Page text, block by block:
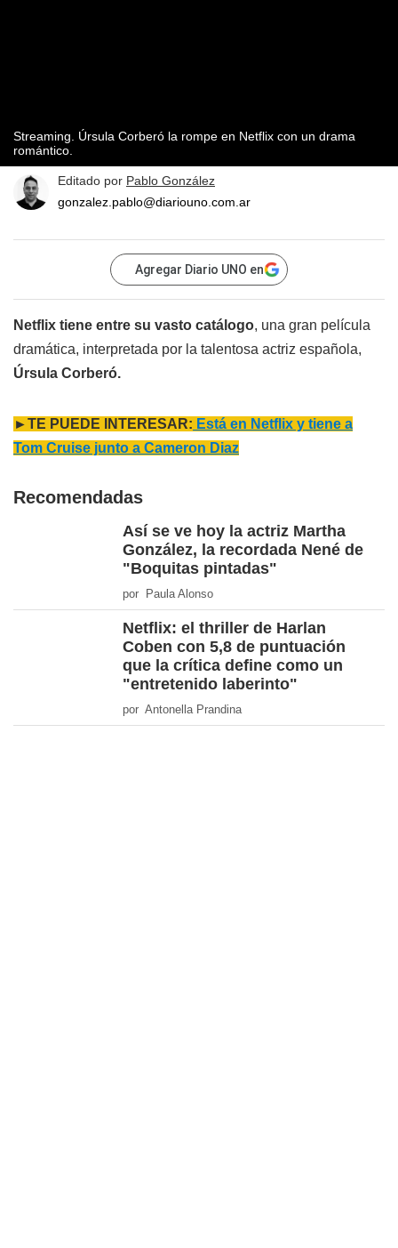
Streaming. Úrsula Corberó la rompe en Netflix con un drama
romántico.
Editado por Pablo González
gonzalez.pablo@diariouno.com.ar
Agregar Diario UNO en
Netflix tiene entre su vasto catálogo, una gran película
dramática, interpretada por la talentosa actriz española,
Úrsula Corberó.
►TE PUEDE INTERESAR: Está en Netflix y tiene a
Tom Cruise junto a Cameron Diaz
Recomendadas
Así se ve hoy la actriz Martha
González, la recordada Nené de
"Boquitas pintadas"
por Paula Alonso
Netflix: el thriller de Harlan
Coben con 5,8 de puntuación
que la crítica define como un
"entretenido laberinto"
por Antonella Prandina